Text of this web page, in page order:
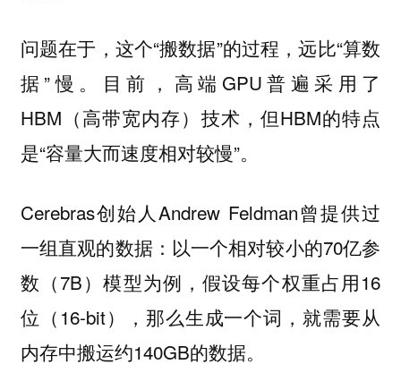
问题在于，这个“搬数据”的过程，远比“算数
据”慢。目前，高端GPU普遍采用了
HBM（高带宽内存）技术，但HBM的特点
是“容量大而速度相对较慢”。
Cerebras创始人Andrew Feldman曾提供过
一组直观的数据：以一个相对较小的70亿参
数（7B）模型为例，假设每个权重占用16
位（16-bit），那么生成一个词，就需要从
内存中搬运约140GB的数据。